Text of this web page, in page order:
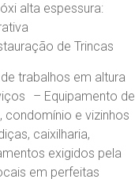
alta espessura:
de Trincas
trabalhos em altura
– Equipamento de
e vizinhos
caixilharia,
exigidos pela
em perfeitas